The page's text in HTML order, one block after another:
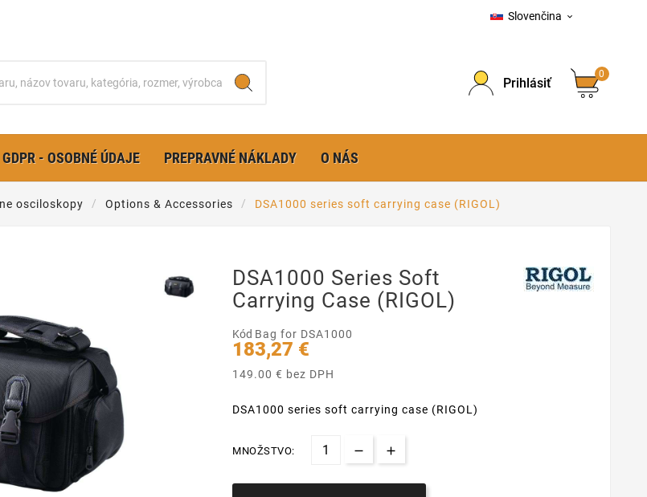
Slovenčina 
Prihlásiť
0
GDPR - OSOBNÉ ÚDAJE PREPRAVNÉ NÁKLADY O NÁS
osciloskopy Options & Accessories DSA1000 series soft carrying case (RIGOL)
DSA1000 Series Soft
Carrying Case (RIGOL)
Kód Bag for DSA1000
183,27 €
149.00 € bez DPH
DSA1000 series soft carrying case (RIGOL)
MNOŽSTVO: